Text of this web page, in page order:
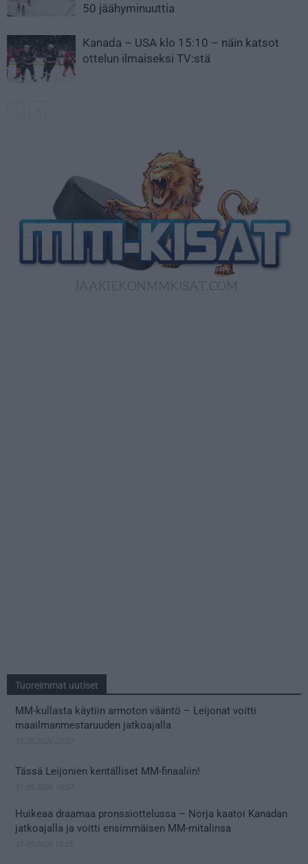
50 jäähyminuuttia
Kanada – USA klo 15:10 – näin katsot
ottelun ilmaiseksi TV:stä
Tuoreimmat uutiset
MM-kullasta käytiin armoton vääntö – Leijonat voitti
maailmanmestaruuden jatkoajalla
Tässä Leijonien kentälliset MM-finaaliin!
Huikeaa draamaa pronssiottelussa – Norja kaatoi Kanadan
jatkoajalla ja voitti ensimmäisen MM-mitalinsa